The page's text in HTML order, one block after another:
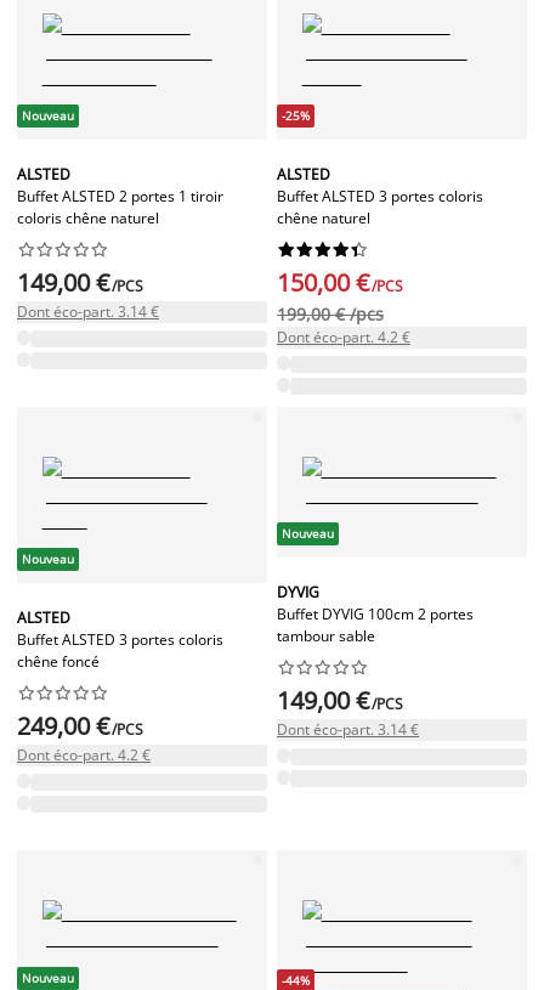
Nouveau
ALSTED
Buffet ALSTED 2 portes 1 tiroir
coloris chêne naturel






149,00 €/PCS
Dont éco-part. 3.14 €
-25%
ALSTED
Buffet ALSTED 3 portes coloris
chêne naturel






150,00 €/PCS
199,00 € /pcs
Dont éco-part. 4.2 €
Nouveau
ALSTED
Buffet ALSTED 3 portes coloris
chêne foncé






249,00 €/PCS
Dont éco-part. 4.2 €
Nouveau
DYVIG
Buffet DYVIG 100cm 2 portes
tambour sable






149,00 €/PCS
Dont éco-part. 3.14 €
Nouveau
-44%